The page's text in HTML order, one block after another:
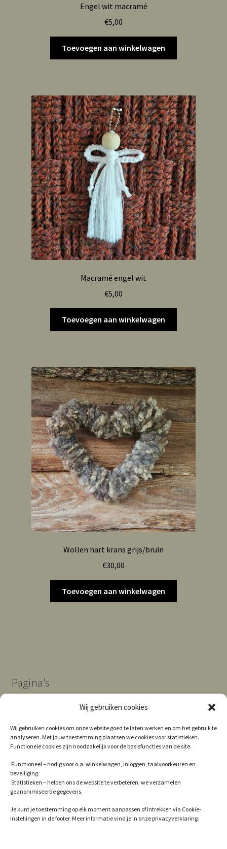
Wij gebruiken cookies
Wij gebruiken cookies om onze website goed te laten werken en om het gebruik te
analyseren. Met jouw toestemming plaatsen we cookies voor statistieken.
Functionele cookies zijn noodzakelijk voor de basisfuncties van de site.
Functioneel – nodig voor o.a. winkelwagen, inloggen, taalvoorkeuren en
beveiliging.
Statistieken – helpen ons de website te verbeteren; we verzamelen
geanonimiseerde gegevens.
Je kunt je toestemming op elk moment aanpassen of intrekken via Cookie-
instellingen in de footer. Meer informatie vind je in onze privacyverklaring.
Engel wit macramé
€5,00
Toevoegen aan winkelwagen
Macramé engel wit
€5,00
Toevoegen aan winkelwagen
Wollen hart krans grijs/bruin
€30,00
Toevoegen aan winkelwagen
Pagina’s
Contact
Privacy